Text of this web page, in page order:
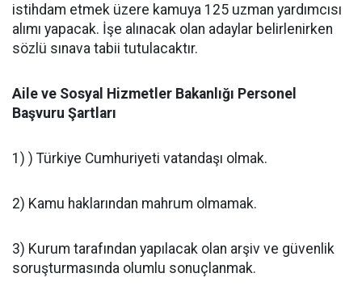
istihdam etmek üzere kamuya 125 uzman yardımcısı
alımı yapacak. İşe alınacak olan adaylar belirlenirken
sözlü sınava tabii tutulacaktır.
Aile ve Sosyal Hizmetler Bakanlığı Personel
Başvuru Şartları
1) ) Türkiye Cumhuriyeti vatandaşı olmak.
2) Kamu haklarından mahrum olmamak.
3) Kurum tarafından yapılacak olan arşiv ve güvenlik
soruşturmasında olumlu sonuçlanmak.